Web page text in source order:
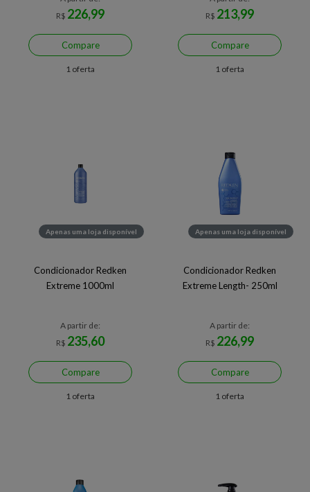
R$ 226,99
Compare
1 oferta
R$ 213,99
Compare
1 oferta
Apenas uma loja disponível
Condicionador Redken
Extreme 1000ml
A partir de:
R$ 235,60
Compare
1 oferta
Apenas uma loja disponível
Condicionador Redken
Extreme Length- 250ml
A partir de:
R$ 226,99
Compare
1 oferta